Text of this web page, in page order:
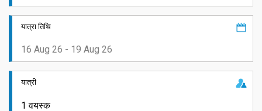
यात्रा तिथि
यात्री